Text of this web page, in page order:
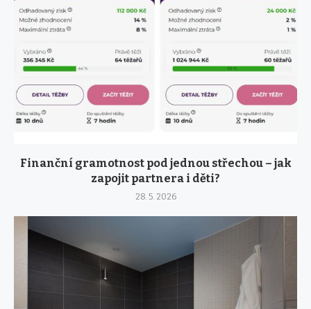
Finanční gramotnost pod jednou střechou – jak
zapojit partnera i děti?
28. 5. 2026